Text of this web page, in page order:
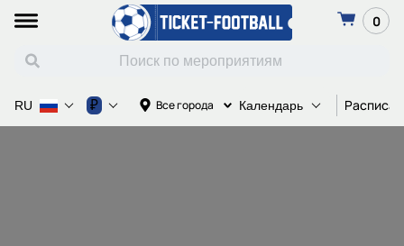
0
Все города Календарь
RU ₽